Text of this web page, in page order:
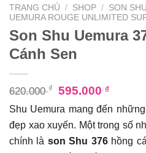
TRANG CHỦ / SHOP / SON
UEMURA ROUGE UNLIMITED
Son Shu Uemura
Cánh Sen
620.000₫ 595.000 ₫
Shu Uemura mang đến
đẹp xao xuyến. Một trong số
chính là son Shu 376 hồng